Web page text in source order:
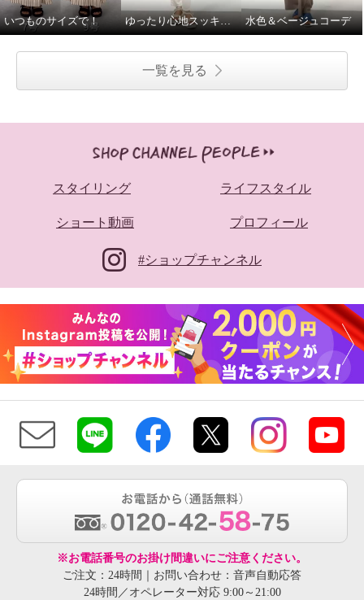
いつものサイズで！ ゆったり心地スッキリ見え 水色＆ベージュコーデ
一覧を見る
スタイリング ライフスタイル
ショート動画 プロフィール
#ショップチャンネル
※お電話番号のお掛け間違いにご注意ください。
ご注文：24時間｜お問い合わせ：音声自動応答
24時間／オペレーター対応 9:00～21:00